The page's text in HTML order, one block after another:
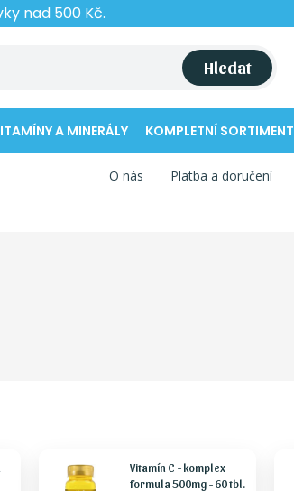
nad 500 Kč.
Hledat
A MINERÁLY KOMPLETNÍ SORTIMENT
O nás Platba a doručení
Vitamín C - komplex
formula 500mg - 60 tbl.